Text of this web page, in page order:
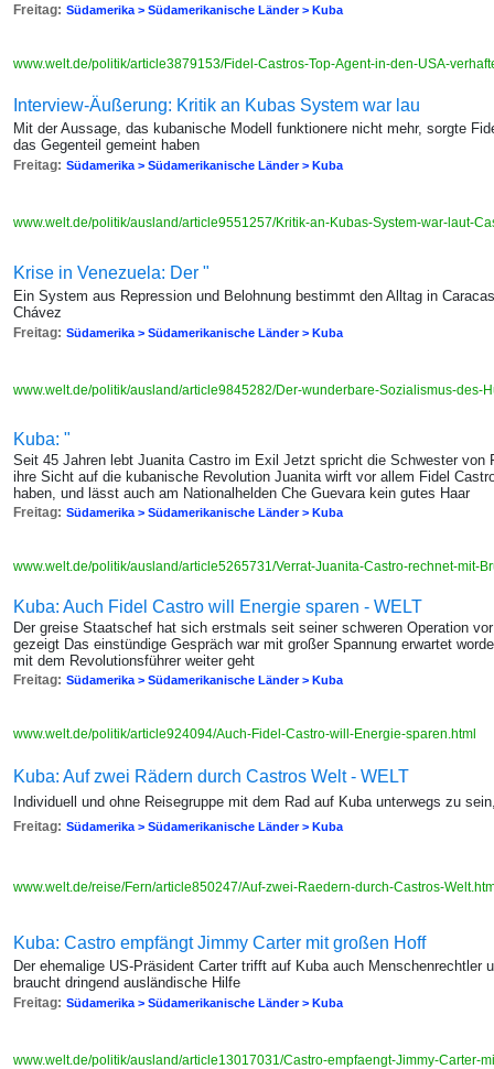
Freitag: Südamerika > Südamerikanische Länder > Kuba
www.welt.de/politik/article3879153/Fidel-Castros-Top-Agent-in-den-USA-
Interview-Äußerung: Kritik an Kubas System war lau
Mit der Aussage, das kubanische Modell funktionere nicht mehr, sorgte
das Gegenteil gemeint haben
Freitag: Südamerika > Südamerikanische Länder > Kuba
www.welt.de/politik/ausland/article9551257/Kritik-an-Kubas-System-war-laut-
Krise in Venezuela: Der "
Ein System aus Repression und Belohnung bestimmt den Alltag in
Chávez
Freitag: Südamerika > Südamerikanische Länder > Kuba
www.welt.de/politik/ausland/article9845282/Der-wunderbare-Sozialismus-des-
Kuba: "
Seit 45 Jahren lebt Juanita Castro im Exil Jetzt spricht die Schwester von
ihre Sicht auf die kubanische Revolution Juanita wirft vor allem Fidel
haben, und lässt auch am Nationalhelden Che Guevara kein gutes Haar
Freitag: Südamerika > Südamerikanische Länder > Kuba
www.welt.de/politik/ausland/article5265731/Verrat-Juanita-Castro-rechnet-mit-
Kuba: Auch Fidel Castro will Energie sparen - WELT
Der greise Staatschef hat sich erstmals seit seiner schweren Operation
gezeigt Das einstündige Gespräch war mit großer Spannung erwartet
mit dem Revolutionsführer weiter geht
Freitag: Südamerika > Südamerikanische Länder > Kuba
www.welt.de/politik/article924094/Auch-Fidel-Castro-will-Energie-sparen.html
Kuba: Auf zwei Rädern durch Castros Welt - WELT
Individuell und ohne Reisegruppe mit dem Rad auf Kuba unterwegs zu
Freitag: Südamerika > Südamerikanische Länder > Kuba
www.welt.de/reise/Fern/article850247/Auf-zwei-Raedern-durch-Castros-
Kuba: Castro empfängt Jimmy Carter mit großen Hoff
Der ehemalige US-Präsident Carter trifft auf Kuba auch Menschenrechtler
braucht dringend ausländische Hilfe
Freitag: Südamerika > Südamerikanische Länder > Kuba
www.welt.de/politik/ausland/article13017031/Castro-empfaengt-Jimmy-Carter-